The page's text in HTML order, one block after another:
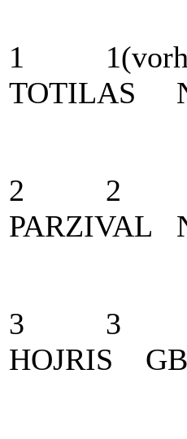
1
TOTILAS
2 2
PARZIVAL
3 3
HOJRIS